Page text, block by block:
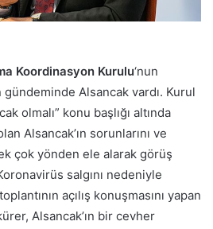
Koordinasyon Kurulu‘nun
gündeminde Alsancak vardı. Kurul
olmalı” konu başlığı altında
Alsancak’ın sorunlarını ve
çok yönden ele alarak görüş
salgını nedeniyle
açılış konuşmasını yapan
Alsancak’ın bir cevher